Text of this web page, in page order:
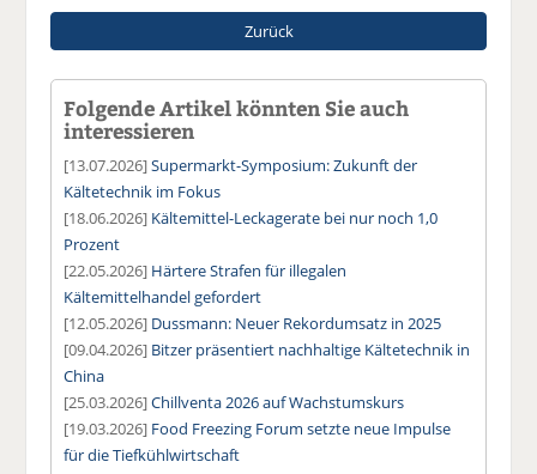
Zurück
Folgende Artikel könnten Sie auch
interessieren
[13.07.2026]Supermarkt-Symposium: Zukunft der
Kältetechnik im Fokus
[18.06.2026] Kältemittel-Leckagerate bei nur noch 1,0
Prozent
[22.05.2026] Härtere Strafen für illegalen
Kältemittelhandel gefordert
[12.05.2026] Dussmann: Neuer Rekordumsatz in 2025
[09.04.2026] Bitzer präsentiert nachhaltige Kältetechnik in
China
[25.03.2026]Chillventa 2026 auf Wachstumskurs
[19.03.2026] Food Freezing Forum setzte neue Impulse
für die Tiefkühlwirtschaft